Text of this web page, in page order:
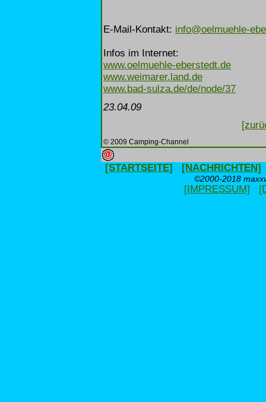
E-Mail-Kontakt: info@oelmuehle-
Infos im Internet:
www.oelmuehle-eberstedt.de
www.weimarer.land.de
www.bad-sulza.de/de/node/37
23.04.09
© 2009 Camping-Channel
[STARTSEITE] [NACHRICHTEN]
©2000-2018
[IMPRESSUM]